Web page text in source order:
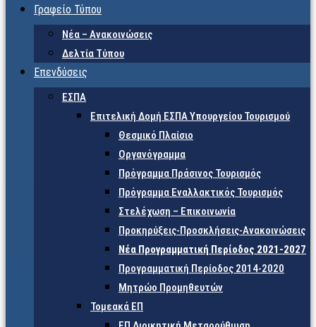
Γραφείο Τύπου
Νέα – Ανακοινώσεις
Δελτία Τύπου
Επενδύσεις
ΕΣΠΑ
Επιτελική Δομή ΕΣΠΑ Υπουργείου Τουρισμού
Θεσμικό Πλαίσιο
Οργανόγραμμα
Πρόγραμμα Πράσινος Τουρισμός
Πρόγραμμα Εναλλακτικός Τουρισμός
Στελέχωση – Επικοινωνία
Προκηρύξεις-Προσκλήσεις-Ανακοινώσεις
Νέα Προγραμματική Περίοδος 2021-2027
Προγραμματική Περίοδος 2014-2020
Μητρώο Προμηθευτών
Τομεακά ΕΠ